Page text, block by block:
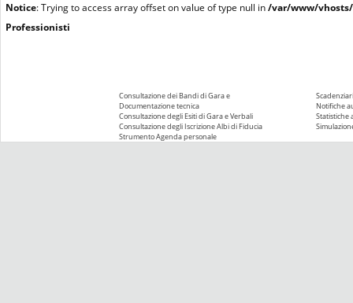
Notice: Trying to access array offset on value of type null in/var/www/
Professionisti
Consultazione dei Bandi di Gara e
Documentazione tecnica
Consultazione degli Esiti di Gara e Verbali
Consultazione degli Iscrizione Albi di Fiducia
Strumento Agenda personale
Notifiche
Statistiche